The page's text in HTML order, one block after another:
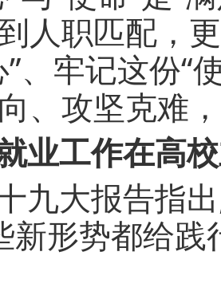
人职匹配，
”、牢记这份“
、攻坚克难
业工作在高
九大报告指
新形势都给践